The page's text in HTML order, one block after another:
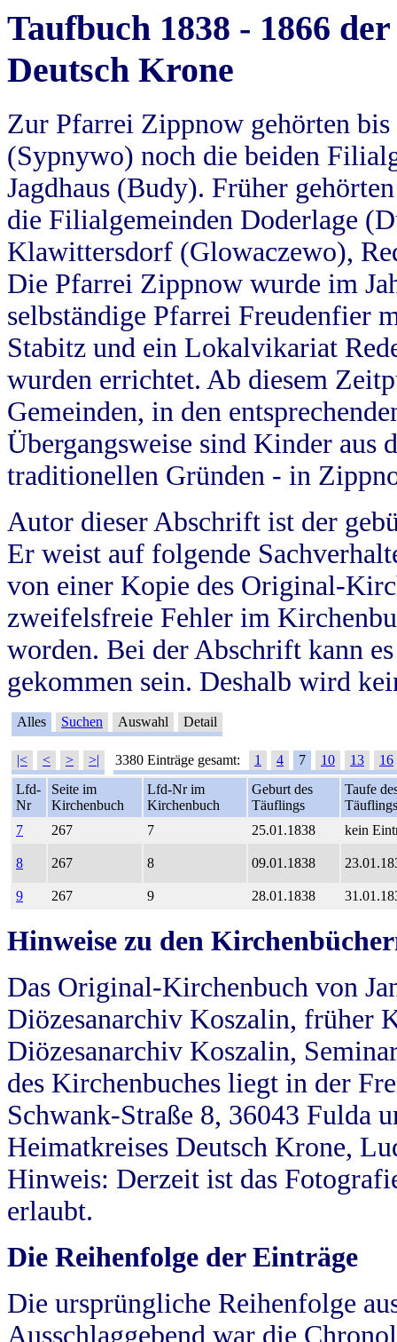
Taufbuch 1838 - 1866
Deutsch Krone
Zur Pfarrei Zippnow gehörten
(Sypnywo) noch die beiden
Jagdhaus (Budy). Früher
die Filialgemeinden Doderlage
Klawittersdorf (Glowaczewo),
Die Pfarrei Zippnow wurde im
selbständige Pfarrei Freudenfier
Stabitz und ein Lokalvikariat
wurden errichtet. Ab diesem
Gemeinden, in den
Übergangsweise sind Kinder aus
traditionellen Gründen - in
Autor dieser Abschrift ist der
Er weist auf folgende
von einer Kopie des Original-
zweifelsfreie Fehler im
worden. Bei der Abschrift kann
gekommen sein. Deshalb wird
Alles Suchen Auswahl Detail
|< < > >| 3380 Einträge gesamt: 1 4 7 10 13
16
Lfd-
Nr
Seite im
Kirchenbuch
Lfd-Nr im
Kirchenbuch
Geburt des
Täuflings
Taufe
Täuflings
7
267 7 25.01.1838 kein
8 267 8 09.01.1838
9 267 9 28.01.1838
Hinweise zu den
Das Original-Kirchenbuch von
Diözesanarchiv Koszalin, früher
Diözesanarchiv Koszalin,
des Kirchenbuches liegt in der
Schwank-Straße 8, 36043 Fulda
Heimatkreises Deutsch Krone,
Hinweis: Derzeit ist das
erlaubt.
Die Reihenfolge der Einträge
Die ursprüngliche Reihenfolge
Ausschlaggebend war die